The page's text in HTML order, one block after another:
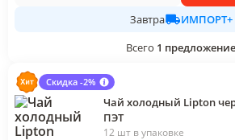
Завтра
ИМПОРТ+
Всего 1 предложение
Скидка -2%
Чай холодный Lipton
ПЭТ
12 шт в упаковке